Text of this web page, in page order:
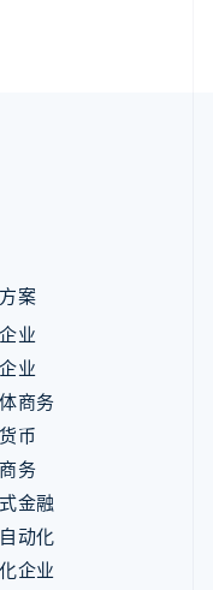
案
业
业
商务
币
务
金融
动化
企业